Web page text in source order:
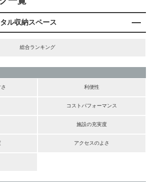
ル収納スペース
総合ランキング
利便性
コストパフォーマンス
施設の充実度
アクセスのよさ